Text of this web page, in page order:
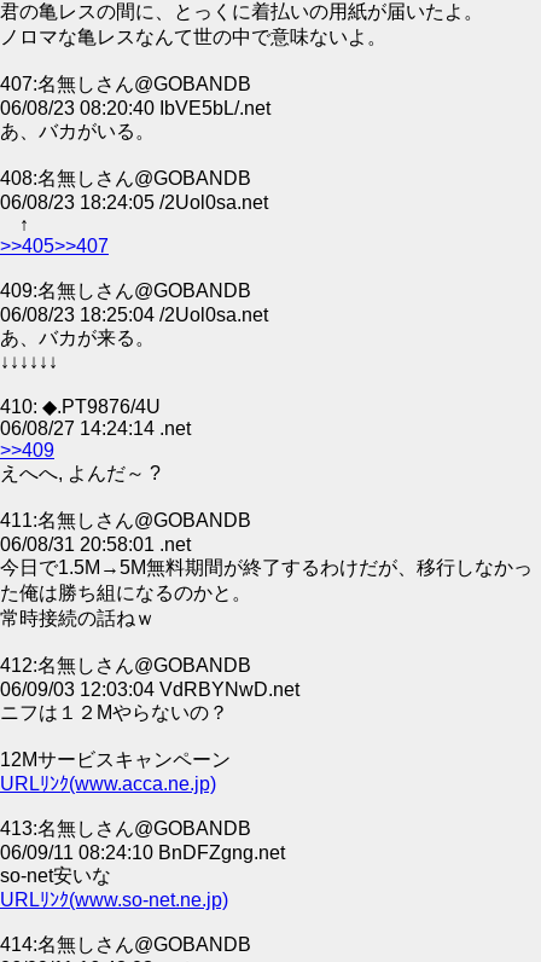
君の亀レスの間に、とっくに着払いの用紙が届いたよ。
ノロマな亀レスなんて世の中で意味ないよ。
407:名無しさん@GOBANDB
06/08/23 08:20:40 IbVE5bL/.net
あ、バカがいる。
408:名無しさん@GOBANDB
06/08/23 18:24:05 /2Uol0sa.net
↑
>>405>>407
409:名無しさん@GOBANDB
06/08/23 18:25:04 /2Uol0sa.net
あ、バカが来る。
↓↓↓↓↓↓
410: ◆.PT9876/4U
06/08/27 14:24:14 .net
>>409
えへへ, よんだ～ ?
411:名無しさん@GOBANDB
06/08/31 20:58:01 .net
今日で1.5M→5M無料期間が終了するわけだが、移行しなかっ
た俺は勝ち組になるのかと。
常時接続の話ねｗ
412:名無しさん@GOBANDB
06/09/03 12:03:04 VdRBYNwD.net
ニフは１２Mやらないの？
12Mサービスキャンペーン
URLﾘﾝｸ(www.acca.ne.jp)
413:名無しさん@GOBANDB
06/09/11 08:24:10 BnDFZgng.net
so-net安いな
URLﾘﾝｸ(www.so-net.ne.jp)
414:名無しさん@GOBANDB